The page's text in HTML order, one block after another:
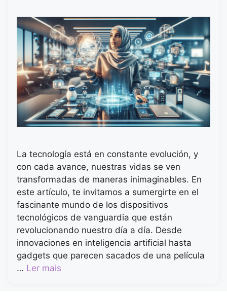
La tecnología está en constante evolución, y
con cada avance, nuestras vidas se ven
transformadas de maneras inimaginables. En
este artículo, te invitamos a sumergirte en el
fascinante mundo de los dispositivos
tecnológicos de vanguardia que están
revolucionando nuestro día a día. Desde
innovaciones en inteligencia artificial hasta
gadgets que parecen sacados de una película
… Ler mais